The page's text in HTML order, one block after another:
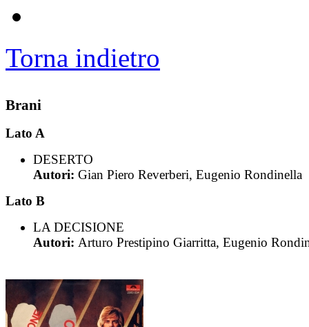
Torna indietro
Brani
Lato A
DESERTO
Autori: Gian Piero Reverberi, Eugenio Rondinella
Lato B
LA DECISIONE
Autori: Arturo Prestipino Giarritta, Eugenio